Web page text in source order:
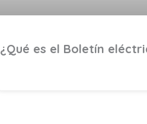
¿Qué es el Boletín